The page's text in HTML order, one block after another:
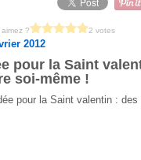
? 2 votes
2012
pour la Saint
soi-même !